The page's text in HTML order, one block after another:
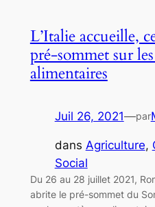
L’Italie accueille,
pré-sommet sur
alimentaires
Juil 26, 2021—par
dans Agriculture,
Social
Du 26 au 28 juillet 2021,
abrite le pré-sommet du